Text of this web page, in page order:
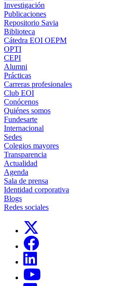
Investigación
Publicaciones
Repositorio Savia
Biblioteca
Cátedra EOI OEPM
OPTI
CEPI
Alumni
Prácticas
Carreras profesionales
Club EOI
Conócenos
Quiénes somos
Fundesarte
Internacional
Sedes
Colegios mayores
Transparencia
Actualidad
Agenda
Sala de prensa
Identidad corporativa
Blogs
Redes sociales
Links, Opens in this window
Links, Opens in this window